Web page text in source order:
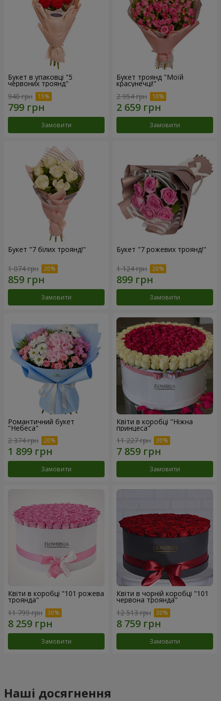
Букет в упаковці "5
червоних троянд"
940 грн
Замовити
Букет троянд "Моїй
красунечці!"
2 954 грн
Замовити
Букет "7 білих троянд!"
1 074 грн
Замовити
Букет "7 рожевих троянд!"
1 124 грн
Замовити
Романтичний букет
"Небеса"
2 374 грн
Замовити
Квіти в коробці "Ніжна
принцеса"
11 227 грн
Замовити
Квіти в коробці "101 рожева
троянда"
11 799 грн
Замовити
Квіти в чорній коробці "101
червона троянда"
12 513 грн
Замовити
Наші досягнення